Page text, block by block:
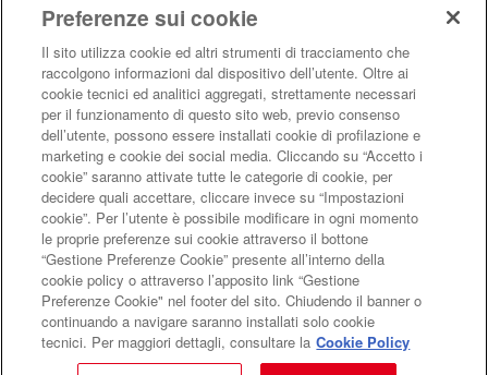
Garanzia:
Condizioni generali di vendita |Condizioni d’uso del sito|Informativa sulla
risoluzione alternativa controversie consumatori - ADR/ODR
Informativa
sulla privacy |Informativa sulla garanzia legale di conformità|Informativa
sul diritto di recesso| Informativa sul RAEE|Informativa sui cookie
di Autoregolamentazione Netcomm |Netcomm Spazio Consumatori
LaFeltrinelli Internet Bookshop S.r.l. - Sede legale e amministrativa Via
Tucidide 14, 20134 Milano - C.F. e P.I. 05329570963 - Reg. imprese di Milano
Monza Brianza Lodi nr. 05329570963 - R.E.A. MI 1813088 - Capitale Sociale €
10.000,00 i.v. - A Socio Unico soggetta ad attività di direzione e
coordinamento da parte di EFFE 2005 Gruppo Feltrinelli S.p.A.
Preferenze sui cookie
Il sito utilizza cookie ed altri strumenti di tracciamento che
raccolgono informazioni dal dispositivo dell’utente. Oltre ai
cookie tecnici ed analitici aggregati, strettamente necessari
per il funzionamento di questo sito web, previo consenso
dell’utente, possono essere installati cookie di profilazione e
marketing e cookie dei social media. Cliccando su “Accetto i
cookie” saranno attivate tutte le categorie di cookie, per
decidere quali accettare, cliccare invece su “Impostazioni
cookie”. Per l’utente è possibile modificare in ogni momento
le proprie preferenze sui cookie attraverso il bottone
“Gestione Preferenze Cookie” presente all’interno della
cookie policy o attraverso l’apposito link “Gestione
Preferenze Cookie" nel footer del sito. Chiudendo il banner o
continuando a navigare saranno installati solo cookie
tecnici. Per maggiori dettagli, consultare la Cookie Policy